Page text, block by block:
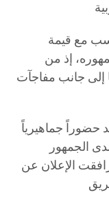
مع قيمة
إذ من
إلى جانب مفاجآت
حضوراً جماهيرياً
الجمهور
الإعلان عن